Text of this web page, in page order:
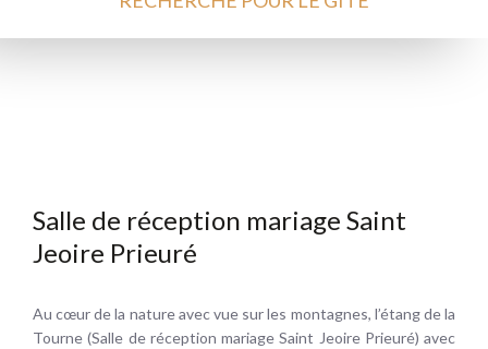
Salle de réception mariage Saint
Jeoire Prieuré
Au cœur de la nature avec vue sur les montagnes, l’étang de la
Tourne (Salle de réception mariage Saint Jeoire Prieuré) avec